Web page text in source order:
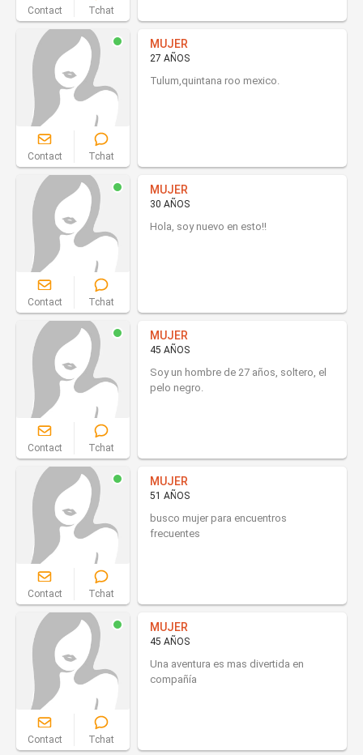
Contact Tchat
Contact Tchat
MUJER
27 AÑOS
Tulum,quintana roo mexico.
Contact Tchat
MUJER
30 AÑOS
Hola, soy nuevo en esto!!
Contact Tchat
MUJER
45 AÑOS
Soy un hombre de 27 años, soltero, el
pelo negro.
Contact Tchat
MUJER
51 AÑOS
busco mujer para encuentros
frecuentes
Contact Tchat
MUJER
45 AÑOS
Una aventura es mas divertida en
compañía